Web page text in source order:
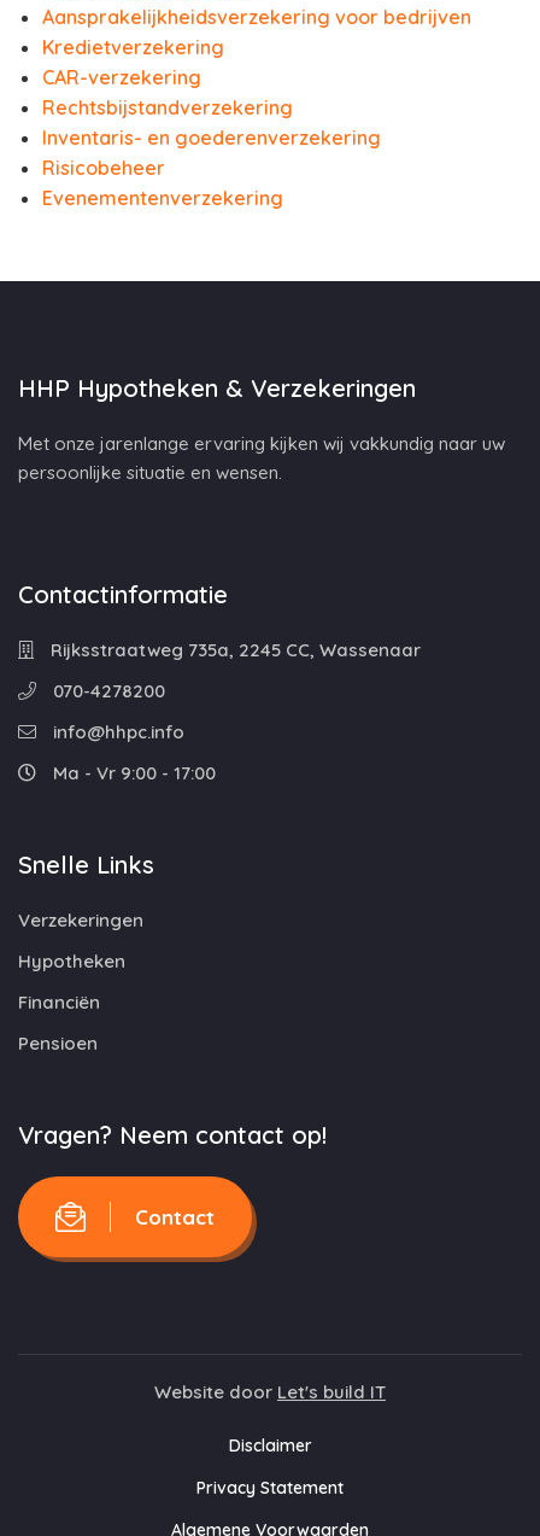
Aansprakelijkheidsverzekering voor bedrijven
Kredietverzekering
CAR-verzekering
Rechtsbijstandverzekering
Inventaris- en goederenverzekering
Risicobeheer
Evenementenverzekering
HHP Hypotheken & Verzekeringen
Met onze jarenlange ervaring kijken wij vakkundig naar uw
persoonlijke situatie en wensen.
Contactinformatie
Rijksstraatweg 735a, 2245 CC, Wassenaar
070-4278200
info@hhpc.info
Ma - Vr 9:00 - 17:00
Snelle Links
Verzekeringen
Hypotheken
Financiën
Pensioen
Vragen? Neem contact op!
Contact
Website door Let's build IT
Disclaimer
Privacy Statement
Algemene Voorwaarden